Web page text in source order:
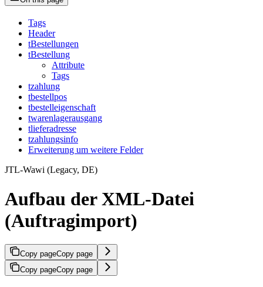
Tags
Header
tBestellungen
tBestellung
Attribute
Tags
tzahlung
tbestellpos
tbestelleigenschaft
twarenlagerausgang
tlieferadresse
tzahlungsinfo
Erweiterung um weitere Felder
JTL-Wawi (Legacy, DE)
Aufbau der XML-Datei
(Auftragimport)
Copy pageCopy page
Copy pageCopy page